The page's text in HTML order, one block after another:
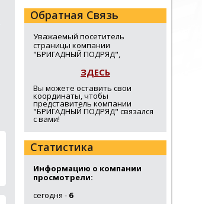
Обратная Связь
Уважаемый посетитель
страницы компании
"БРИГАДНЫЙ ПОДРЯД",
ЗДЕСЬ
Вы можете оставить свои
координаты, чтобы
представитель компании
"БРИГАДНЫЙ ПОДРЯД" связался
с вами!
Статистика
Информацию о компании
просмотрели:
сегодня - 6